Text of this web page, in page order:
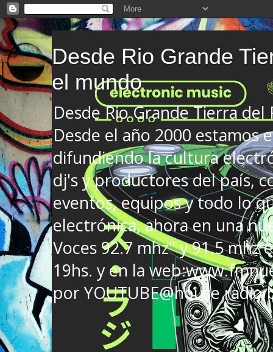
Desde Rio Grande
el mundo
Desde Rio Grande Tierra
Desde el año 2000 estamos
difundiendo la cultura
dj's y productores del país,
eventos, equipos y todo lo
electrónica, ahora en una
Voces 92.7 mhz" y 91.5 mhz
19hs. y en la
por YOUTUBE@house radio